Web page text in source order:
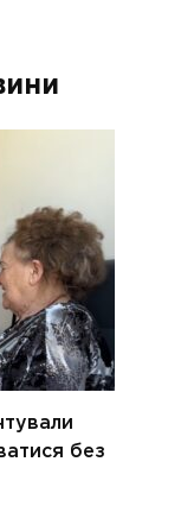
без